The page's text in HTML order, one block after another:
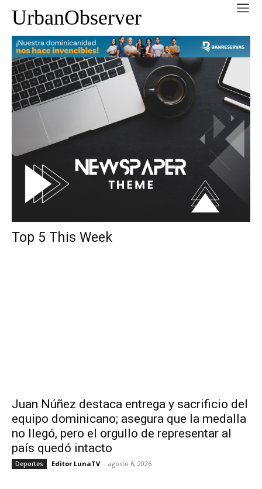
UrbanObserver
Top 5 This Week
Juan Núñez destaca entrega y sacrificio del
equipo dominicano; asegura que la medalla
no llegó, pero el orgullo de representar al
país quedó intacto
Deportes Editor LunaTV - agosto 6, 2026